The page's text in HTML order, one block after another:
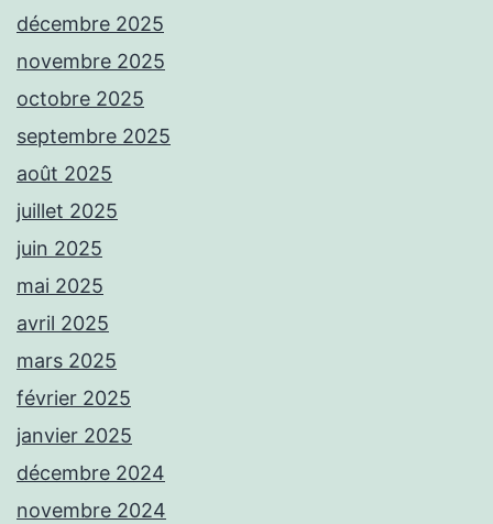
décembre 2025
novembre 2025
octobre 2025
septembre 2025
août 2025
juillet 2025
juin 2025
mai 2025
avril 2025
mars 2025
février 2025
janvier 2025
décembre 2024
novembre 2024